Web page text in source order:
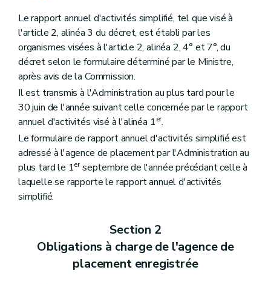
Le rapport annuel d'activités simplifié, tel que visé à
l'article 2, alinéa 3 du décret, est établi par les
organismes visées à l'article 2, alinéa 2, 4° et 7°, du
décret selon le formulaire déterminé par le Ministre,
après avis de la Commission.
Il est transmis à l'Administration au plus tard pour le
30 juin de l'année suivant celle concernée par le rapport
annuel d'activités visé à l'alinéa 1er.
Le formulaire de rapport annuel d'activités simplifié est
adressé à l'agence de placement par l'Administration au
plus tard le 1erseptembre de l'année précédant celle à
laquelle se rapporte le rapport annuel d'activités
simplifié.
Section 2
Obligations à charge de l'agence de
placement enregistrée